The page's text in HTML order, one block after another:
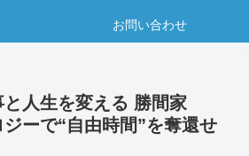
お問い合わせ
と人生を変える 勝間家
ーで“自由時間”を奪還せ